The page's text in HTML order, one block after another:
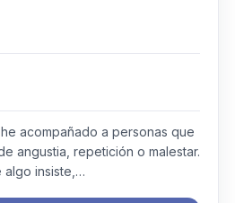
acompañado a personas que
angustia, repetición o malestar.
algo insiste,…